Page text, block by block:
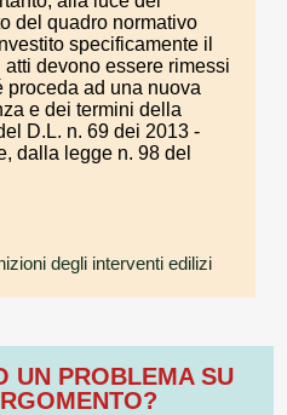
del quadro normativo
specificamente il
devono essere rimessi
ad una nuova
e dei termini della
D.L. n. 69 dei 2013 -
dalla legge n. 98 del
degli interventi edilizi
UN PROBLEMA SU